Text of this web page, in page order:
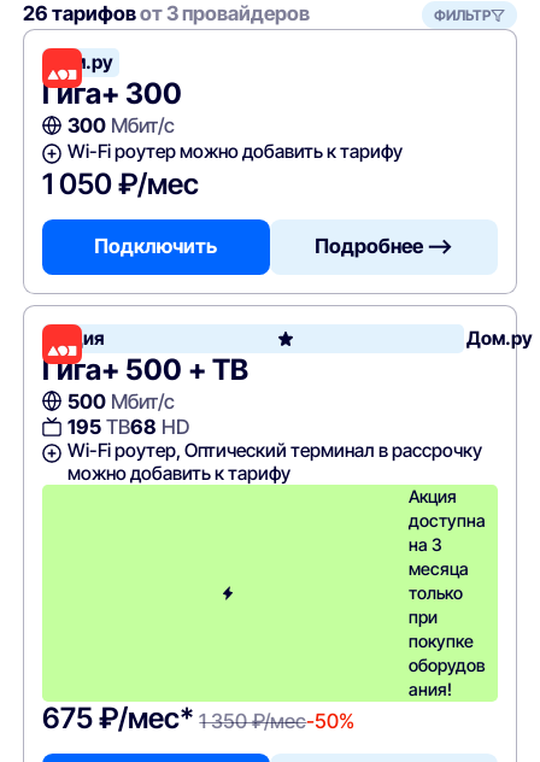
26 тарифовот 3 провайдеров ФИЛЬТР
Дом.ру
Гига+ 300
300Мбит/с
Wi-Fi роутер можно добавить к тарифу
1 050 ₽/мес
Подключить Подробнее —>
Акция Дом.ру
Гига+ 500 + ТВ
500Мбит/с
195ТВ68 HD
Wi-Fi роутер, Оптический терминал в рассрочку
можно добавить к тарифу
Акция
доступна
на 3
месяца
только
при
покупке
оборудов
ания!
675 ₽/мес* 1 350 ₽/мес-50%